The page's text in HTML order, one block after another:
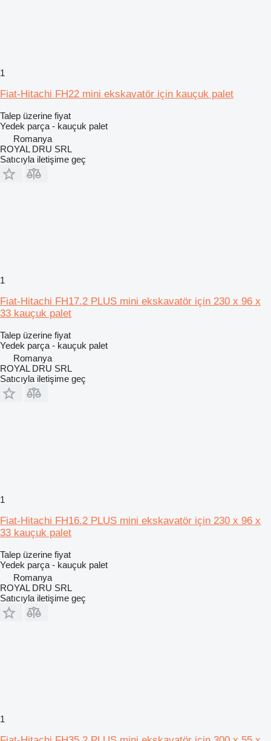
1
Fiat-Hitachi FH22 mini ekskavatör için kauçuk palet
Talep üzerine fiyat
Yedek parça - kauçuk palet
Romanya
ROYAL DRU SRL
Satıcıyla iletişime geç
1
Fiat-Hitachi FH17.2 PLUS mini ekskavatör için 230 x 96 x
33 kauçuk palet
Talep üzerine fiyat
Yedek parça - kauçuk palet
Romanya
ROYAL DRU SRL
Satıcıyla iletişime geç
1
Fiat-Hitachi FH16.2 PLUS mini ekskavatör için 230 x 96 x
33 kauçuk palet
Talep üzerine fiyat
Yedek parça - kauçuk palet
Romanya
ROYAL DRU SRL
Satıcıyla iletişime geç
1